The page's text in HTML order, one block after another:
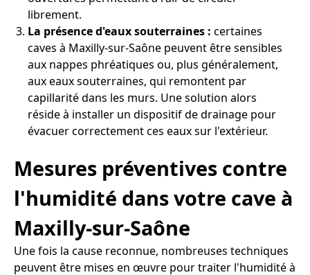
librement.
La présence d'eaux souterraines : certaines
caves à Maxilly-sur-Saône peuvent être sensibles
aux nappes phréatiques ou, plus généralement,
aux eaux souterraines, qui remontent par
capillarité dans les murs. Une solution alors
réside à installer un dispositif de drainage pour
évacuer correctement ces eaux sur l'extérieur.
Mesures préventives contre
l'humidité dans votre cave à
Maxilly-sur-Saône
Une fois la cause reconnue, nombreuses techniques
peuvent être mises en œuvre pour traiter l'humidité à